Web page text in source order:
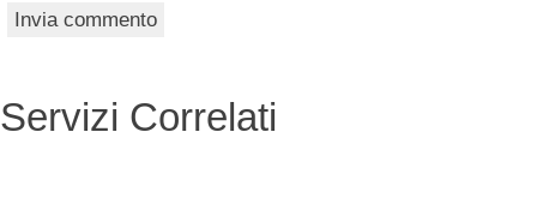
Servizi Correlati